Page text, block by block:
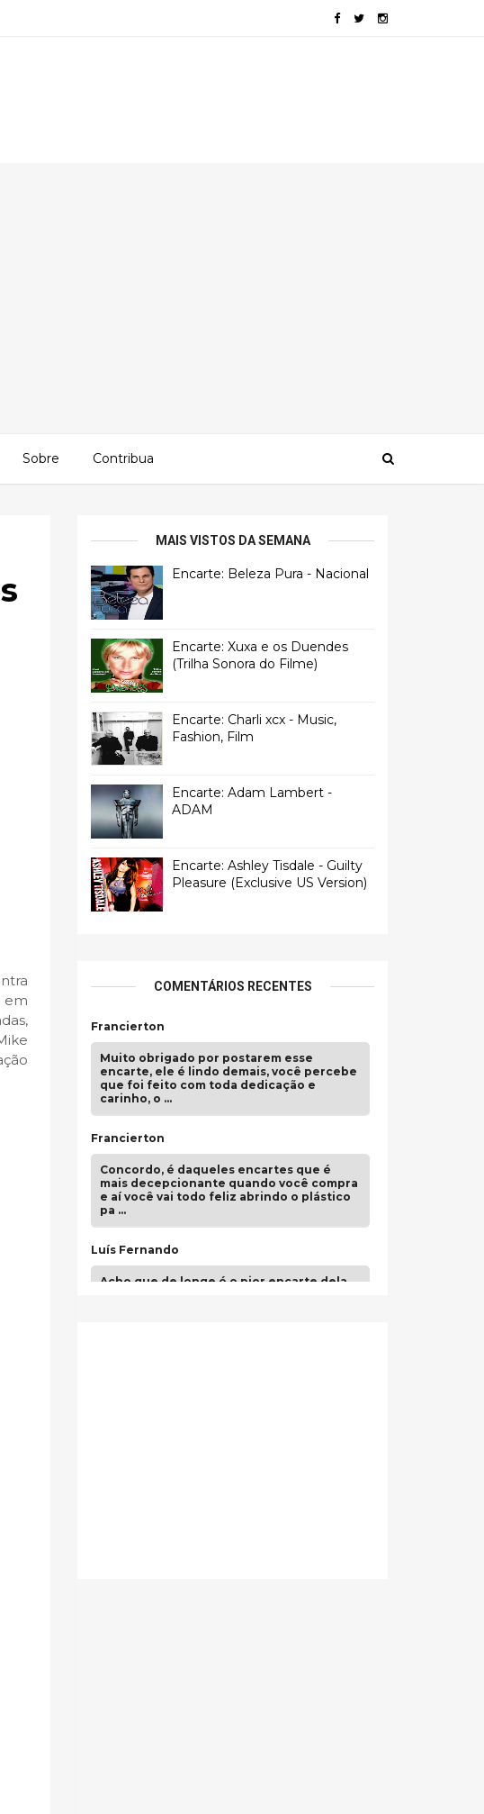
Sobre Contribua
em
MAIS VISTOS DA SEMANA
Encarte: Beleza Pura - Nacional
Encarte: Xuxa e os Duendes
(Trilha Sonora do Filme)
Encarte: Charli xcx - Music,
Fashion, Film
Encarte: Adam Lambert -
ADAM
Encarte: Ashley Tisdale - Guilty
Pleasure (Exclusive US Version)
COMENTÁRIOS RECENTES
Francierton
Muito obrigado por postarem esse
encarte, ele é lindo demais, você percebe
que foi feito com toda dedicação e
carinho, o …
Francierton
Concordo, é daqueles encartes que é
mais decepcionante quando você compra
e aí você vai todo feliz abrindo o plástico
pa …
Luís Fernando
Acho que de longe é o pior encarte dela.